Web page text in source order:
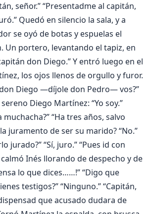
señor.” “Presentadme al capitán,
Quedó en silencio la sala, y a
se oyó de botas y espuelas el
Un portero, levantando el tapiz, en
don Diego.” Y entró luego en el
los ojos llenos de orgullo y furor.
don Diego —díjole don Pedro— vos?”
Diego Martínez: “Yo soy.”
muchacha?” “Ha tres años, salvo
juramento de ser su marido? “No.”
jurado?” “Sí, juro.” “Pues id con
calmó Inés llorando de despecho y de
lo que dices……!” “Digo que
testigos?” “Ninguno.” “Capitán,
que acusado dudara de